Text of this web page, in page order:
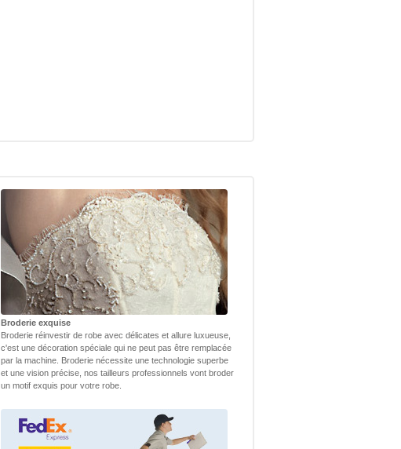
Broderie exquise
Broderie réinvestir de robe avec délicates et allure luxueuse,
c'est une décoration spéciale qui ne peut pas être remplacée
par la machine. Broderie nécessite une technologie superbe
et une vision précise, nos tailleurs professionnels vont broder
un motif exquis pour votre robe.